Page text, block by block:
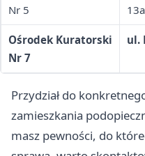
Nr 5
13a
Ośrodek Kuratorski
Nr 7
ul.
Przydział do
zamieszkania
masz pewności, do